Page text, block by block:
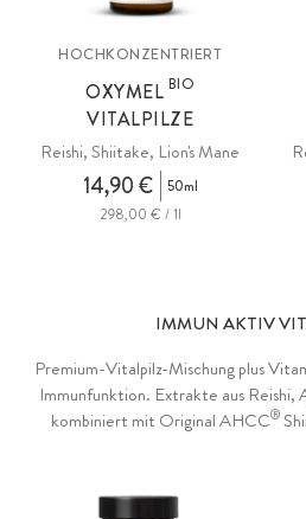
HOCHKONZENTRIERT
OXYMELBIO
VITALPILZE
Reishi, Shiitake, Lion's Mane
14,90 €
50ml
298,00 € / 1l
IMMUN AKTIV
Premium-Vitalpilz-Mischung plus
Immunfunktion. Extrakte aus Reishi,
kombiniert mit Original AHCC®